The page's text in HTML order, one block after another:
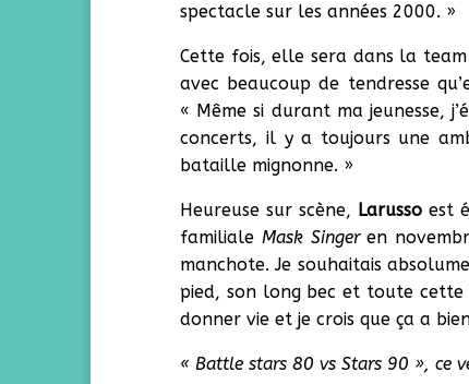
spectacle sur les années 2000. »
Cette fois, elle sera dans la
avec beaucoup de tendresse
« Même si durant ma jeunesse,
concerts, il y a toujours une
bataille mignonne. »
Heureuse sur scène, Larusso est
familiale Mask Singeren
manchote. Je souhaitais
pied, son long bec et toute cette
donner vie et je crois que ça a
« Battle stars 80 vs Stars 90 », ce